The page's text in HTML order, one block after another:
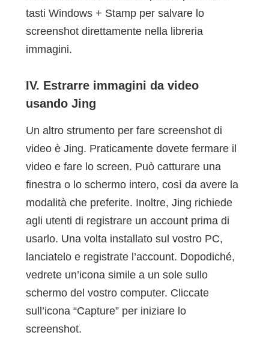
tasti Windows + Stamp per salvare lo
screenshot direttamente nella libreria
immagini.
IV. Estrarre immagini da video
usando Jing
Un altro strumento per fare screenshot di
video è Jing. Praticamente dovete fermare il
video e fare lo screen. Può catturare una
finestra o lo schermo intero, così da avere la
modalità che preferite. Inoltre, Jing richiede
agli utenti di registrare un account prima di
usarlo. Una volta installato sul vostro PC,
lanciatelo e registrate l’account. Dopodiché,
vedrete un’icona simile a un sole sullo
schermo del vostro computer. Cliccate
sull’icona “Capture” per iniziare lo
screenshot.